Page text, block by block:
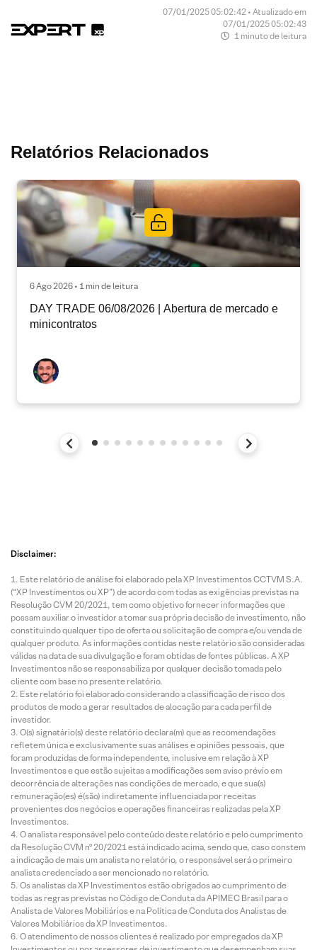
07/01/2025 05:02:42 • Atualizado em
07/01/2025 05:02:43
1 minuto de leitura
Relatórios Relacionados
6 Ago 2026 • 1 min de leitura
DAY TRADE 06/08/2026 | Abertura de mercado e
minicontratos
Disclaimer:
Este relatório de análise foi elaborado pela XP Investimentos CCTVM S.A.
(“XP Investimentos ou XP”) de acordo com todas as exigências previstas na
Resolução CVM 20/2021, tem como objetivo fornecer informações que
possam auxiliar o investidor a tomar sua própria decisão de investimento, não
constituindo qualquer tipo de oferta ou solicitação de compra e/ou venda de
qualquer produto. As informações contidas neste relatório são consideradas
válidas na data de sua divulgação e foram obtidas de fontes públicas. A XP
Investimentos não se responsabiliza por qualquer decisão tomada pelo
cliente com base no presente relatório.
Este relatório foi elaborado considerando a classificação de risco dos
produtos de modo a gerar resultados de alocação para cada perfil de
investidor.
O(s) signatário(s) deste relatório declara(m) que as recomendações
refletem única e exclusivamente suas análises e opiniões pessoais, que
foram produzidas de forma independente, inclusive em relação à XP
Investimentos e que estão sujeitas a modificações sem aviso prévio em
decorrência de alterações nas condições de mercado, e que sua(s)
remuneração(es) é(são) indiretamente influenciada por receitas
provenientes dos negócios e operações financeiras realizadas pela XP
Investimentos.
O analista responsável pelo conteúdo deste relatório e pelo cumprimento
da Resolução CVM nº 20/2021 está indicado acima, sendo que, caso constem
a indicação de mais um analista no relatório, o responsável será o primeiro
analista credenciado a ser mencionado no relatório.
Os analistas da XP Investimentos estão obrigados ao cumprimento de
todas as regras previstas no Código de Conduta da APIMEC Brasil para o
Analista de Valores Mobiliários e na Política de Conduta dos Analistas de
Valores Mobiliários da XP Investimentos.
O atendimento de nossos clientes é realizado por empregados da XP